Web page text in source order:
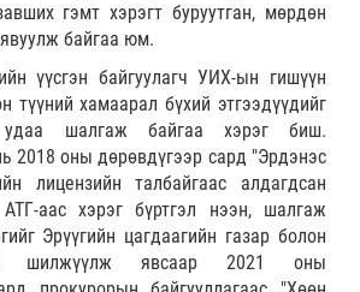
гэмт хэрэгт буруутган, мөрдөн
байгаа юм.
үүсгэн байгуулагч УИХ-ын гишүүн
түүний хамаарал бүхий этгээдүүдийг
удаа шалгаж байгаа хэрэг биш.
2018 оны дөрөвдүгээр сард "Эрдэнэс
лицензийн талбайгаас алдагдсан
АТГ-аас хэрэг бүртгэл нээн, шалгаж
Эрүүгийн цагдаагийн газар болон
шилжүүлж явсаар 2021 оны